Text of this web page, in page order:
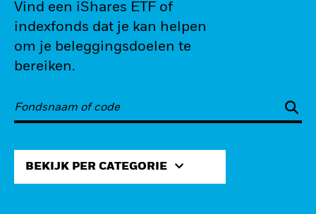
Vind een iShares ETF of
indexfonds dat je kan helpen
om je beleggingsdoelen te
bereiken.
BEKIJK PER CATEGORIE